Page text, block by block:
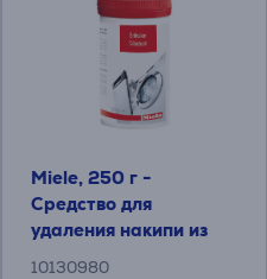
Miele, 250 г -
Средство для
удаления накипи из
стиральных и
10130980